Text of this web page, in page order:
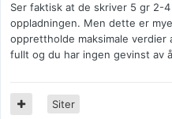
Ser faktisk at de skriver 5 gr 2-
oppladningen. Men dette er
opprettholde maksimale
fullt og du har ingen gevinst av
Siter